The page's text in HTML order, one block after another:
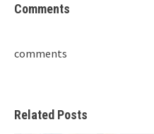
Comments
comments
Related Posts